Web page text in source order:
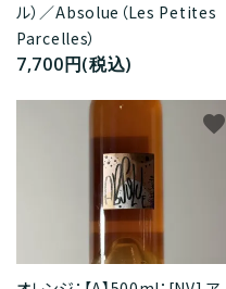
ル）／Absolue（Les Petites
Parcelles）
7,700円(税込)
favorite